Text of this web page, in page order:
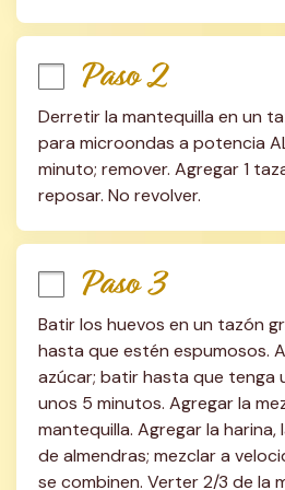
Paso 2
Derretir la mantequilla en un
para microondas a potencia
minuto; remover. Agregar 1
reposar. No revolver.
Paso 3
Batir los huevos en un tazón
hasta que estén espumosos.
azúcar; batir hasta que tenga
unos 5 minutos. Agregar la
mantequilla. Agregar la
de almendras; mezclar a
se combinen. Verter 2/3 de la